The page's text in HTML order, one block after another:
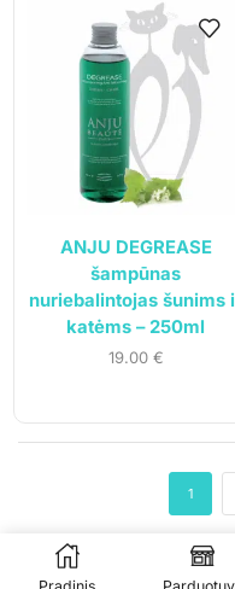
ANJU DEGREASE
šampūnas
nuriebalintojas šunims
katėms – 250ml
19.00 €
1
Privatumo politika
Pristatymo sąlygos
Klientams
Mano paskyra
Gyvūnų